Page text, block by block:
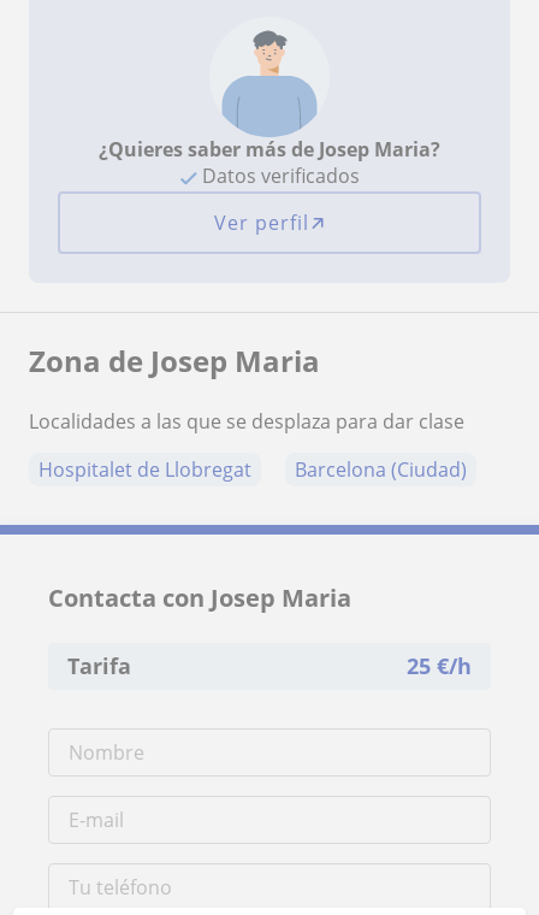
¿Quieres saber más de Josep Maria?
Datos verificados
Ver perfil
Zona de Josep Maria
Localidades a las que se desplaza para dar clase
Hospitalet de Llobregat
Barcelona (Ciudad)
Contacta con Josep Maria
Tarifa 25 €/h